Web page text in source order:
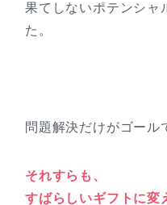
果てしないポテンシャ
た。
問題解決だけがゴール
それすらも、
すばらしいギフトに変